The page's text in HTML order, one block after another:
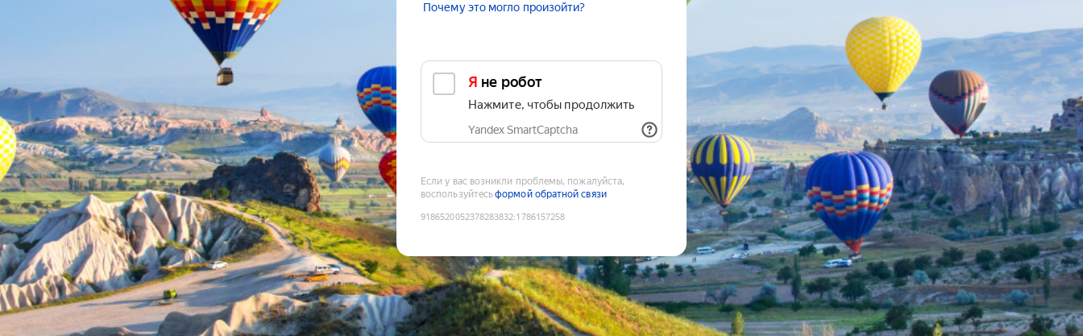
Почему это могло произойти?
Я не робот
Нажмите, чтобы продолжить
Yandex SmartCaptcha
Если у вас возникли проблемы, пожалуйста,
воспользуйтесьформой обратной связи
9186520052378283832:1786157258